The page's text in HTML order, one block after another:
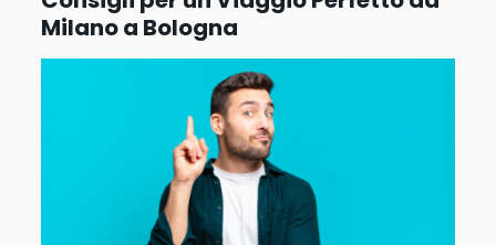
Milano a Bologna